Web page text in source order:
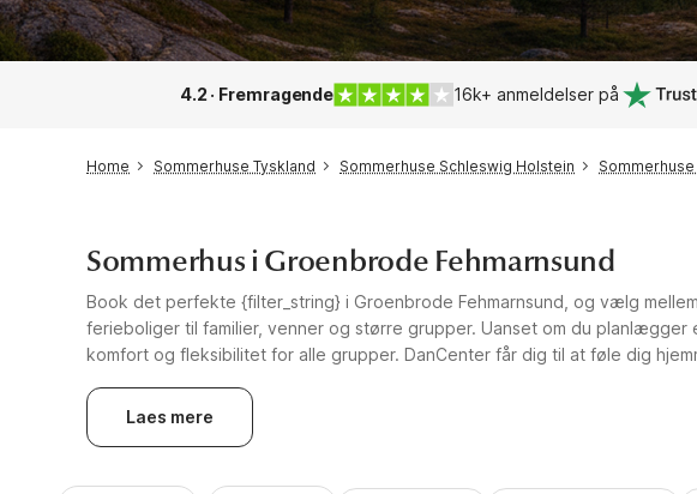
4.2 · Fremragende 16k+ anmeldelser på
Home Sommerhuse Tyskland Sommerhuse Schleswig Holstein
Sommerhus i Groenbrode Fehmarnsund
Book det perfekte {filter_string} i Groenbrode Fehmarnsund, og vælg
ferieboliger til familier, venner og større grupper. Uanset om du
komfort og fleksibilitet for alle grupper. DanCenter får dig til at føle dig
Laes mere